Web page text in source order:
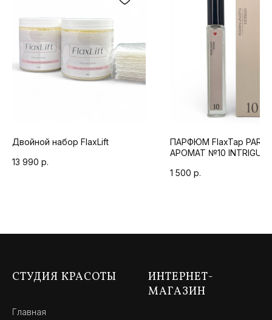
Двойной набор FlaxLift
13 990 р.
ПАРФЮМ FlaxTap
АРОМАТ №10 INTRIGUE
1 500 р.
СТУДИЯ КРАСОТЫ
Главная
ИНТЕРНЕТ-
МАГАЗИН